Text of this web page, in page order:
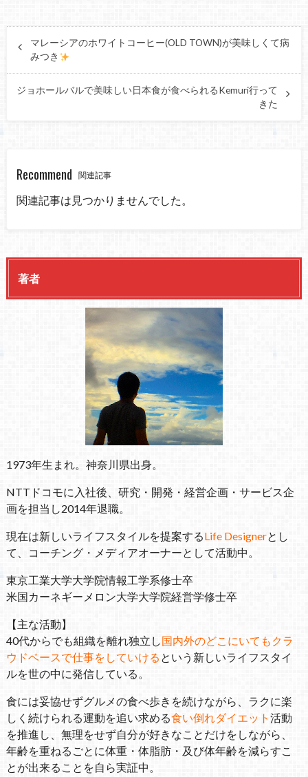
マレーシアのホワイトコーヒー(OLD TOWN)が美味しくて病
みつき
ジョホールバルで美味しい日本食が食べられるKemuri行って
きた
Recommend 関連記事
関連記事は見つかりませんでした。
著者
1973年生まれ。神奈川県出身。
NTTドコモに入社後、研究・開発・経営企画・サービス企
画を担当し2014年退職。
現在は新しいライフスタイルを提案するLife Designerとし
て、コーチング・メディアオーナーとして活動中。
東京工業大学大学院情報工学系修士卒
米国カーネギーメロン大学大学院経営学修士卒
【主な活動】
40代からでも組織を離れ独立し国内外のどこにいてもクラ
ウドベースで仕事をしていける という新しいライフスタイ
ルを世の中に発信している。
食には妥協せずグルメの食べ歩きを続けながら、ラクに楽
しく続けられる運動を追い求める食い倒れダイエット 活動
を推進し、無理をせず自分が好きなことだけをしながら、
年齢を重ねるごとに体重・体脂肪・及び体年齢を減らすこ
とが出来ることを自ら実証中。